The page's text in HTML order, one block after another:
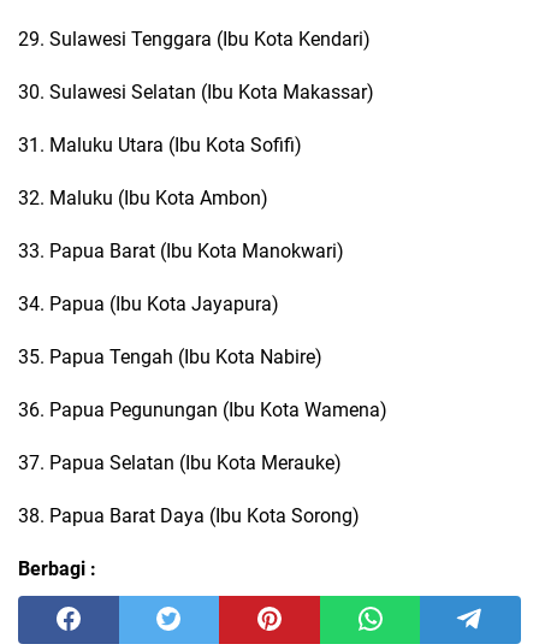
29. Sulawesi Tenggara (Ibu Kota Kendari)
30. Sulawesi Selatan (Ibu Kota Makassar)
31. Maluku Utara (Ibu Kota Sofifi)
32. Maluku (Ibu Kota Ambon)
33. Papua Barat (Ibu Kota Manokwari)
34. Papua (Ibu Kota Jayapura)
35. Papua Tengah (Ibu Kota Nabire)
36. Papua Pegunungan (Ibu Kota Wamena)
37. Papua Selatan (Ibu Kota Merauke)
38. Papua Barat Daya (Ibu Kota Sorong)
Berbagi :